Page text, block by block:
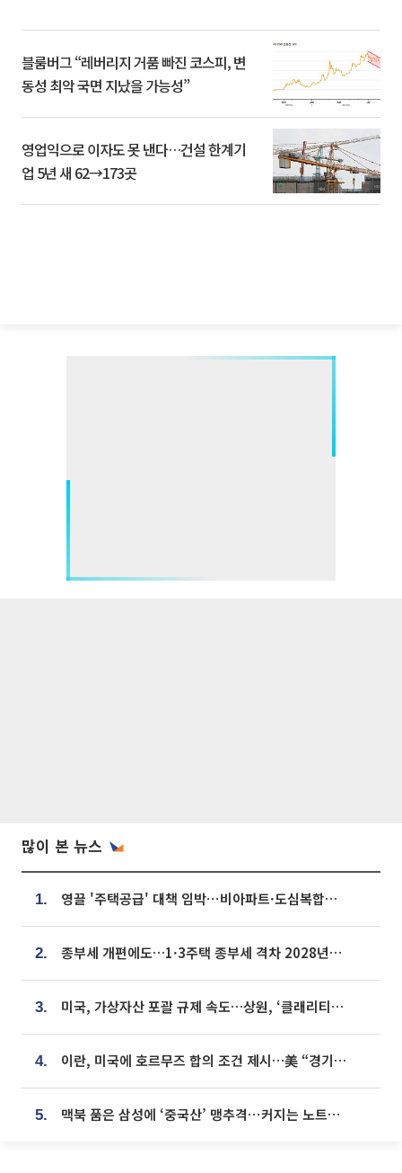
블룸버그 “레버리지 거품 빠진 코스피, 변
동성 최악 국면 지났을 가능성”
영업익으로 이자도 못 낸다…건설 한계기
업 5년 새 62→173곳
많이 본 뉴스
1. 영끌 '주택공급' 대책 임박⋯비아파트·도심복합까지 총동원
2. 종부세 개편에도…1·3주택 종부세 격차 2028년부터 확대
3. 미국, 가상자산 포괄 규제 속도…상원, ‘클래리티법’ 9월 절차투표 추진
4. 이란, 미국에 호르무즈 합의 조건 제시…美 “경기 아직 안 끝나” [종합]
5. 맥북 품은 삼성에 ‘중국산’ 맹추격⋯커지는 노트북 OLED 시장